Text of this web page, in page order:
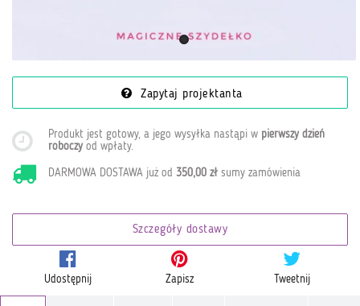
Zapytaj projektanta
Produkt jest gotowy, a jego wysyłka nastąpi w pierwszy dzień
roboczy od wpłaty.
DARMOWA DOSTAWA już od350,00 zł sumy zamówienia
Szczegóły dostawy
Udostępnij Zapisz Tweetnij